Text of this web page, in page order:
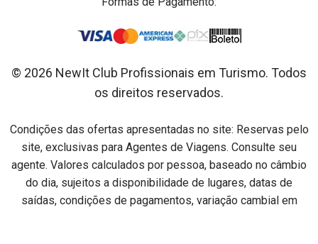
© 2026 NewIt Club Profissionais em Turismo. Todos
os direitos reservados.
Condições das ofertas apresentadas no site: Reservas pelo
site, exclusivas para Agentes de Viagens. Consulte seu
agente. Valores calculados por pessoa, baseado no câmbio
do dia, sujeitos a disponibilidade de lugares, datas de
saídas, condições de pagamentos, variação cambial em